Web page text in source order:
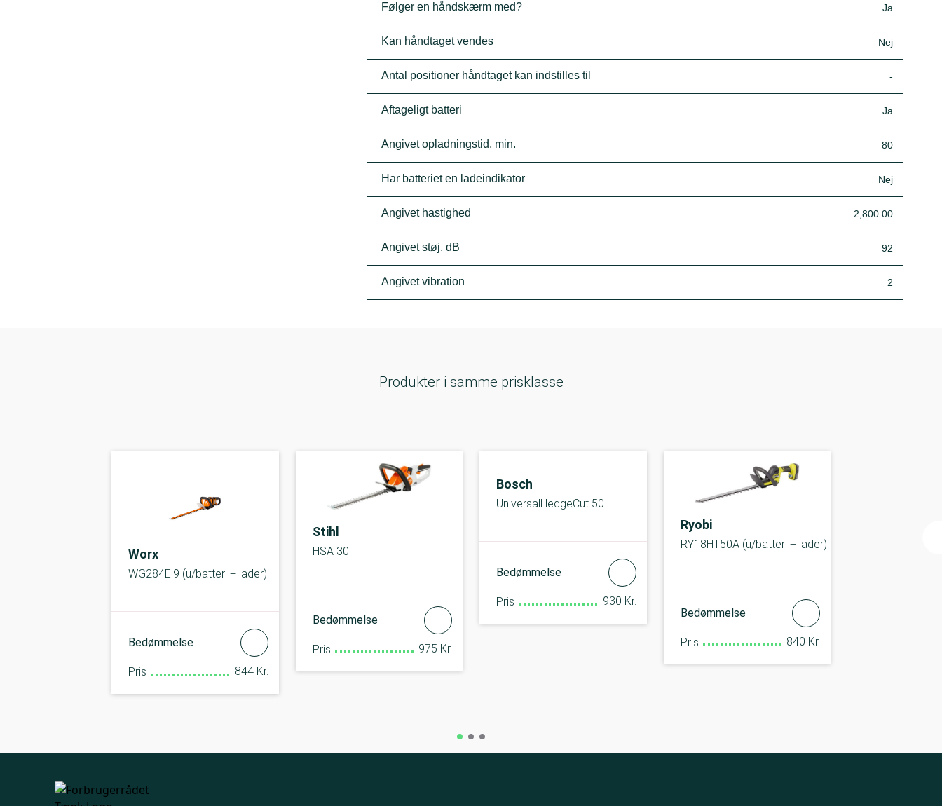
Følger en håndskærm med? Ja
Kan håndtaget vendes Nej
Antal positioner håndtaget kan indstilles til -
Aftageligt batteri Ja
Angivet opladningstid, min. 80
Har batteriet en ladeindikator Nej
Angivet hastighed 2,800.00
Angivet støj, dB 92
Angivet vibration 2
Produkter i samme prisklasse
Worx
WG284E.9 (u/batteri + lader)
Bedømmelse
Pris 844 Kr.
Stihl
HSA 30
Bedømmelse
Pris 975 Kr.
Bosch
UniversalHedgeCut 50
Bedømmelse
Pris 930 Kr.
Ryobi
RY18HT50A (u/batteri + lader)
Bedømmelse
Pris 840 Kr.